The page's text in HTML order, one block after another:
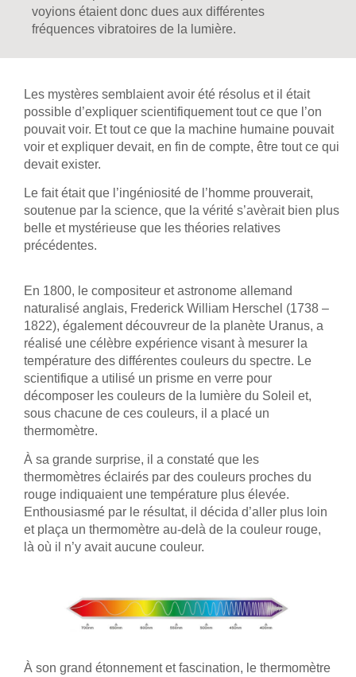
voyions étaient donc dues aux différentes
fréquences vibratoires de la lumière.
Les mystères semblaient avoir été résolus et il était
possible d’expliquer scientifiquement tout ce que l’on
pouvait voir. Et tout ce que la machine humaine pouvait
voir et expliquer devait, en fin de compte, être tout ce qui
devait exister.
Le fait était que l’ingéniosité de l’homme prouverait,
soutenue par la science, que la vérité s’avèrait bien plus
belle et mystérieuse que les théories relatives
précédentes.
En 1800, le compositeur et astronome allemand
naturalisé anglais, Frederick William Herschel (1738 –
1822), également découvreur de la planète Uranus, a
réalisé une célèbre expérience visant à mesurer la
température des différentes couleurs du spectre. Le
scientifique a utilisé un prisme en verre pour
décomposer les couleurs de la lumière du Soleil et,
sous chacune de ces couleurs, il a placé un
thermomètre.
À sa grande surprise, il a constaté que les
thermomètres éclairés par des couleurs proches du
rouge indiquaient une température plus élevée.
Enthousiasmé par le résultat, il décida d’aller plus loin
et plaça un thermomètre au-delà de la couleur rouge,
là où il n’y avait aucune couleur.
À son grand étonnement et fascination, le thermomètre